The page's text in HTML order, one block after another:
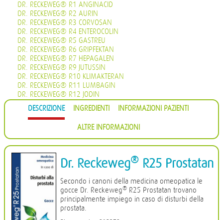
DR. RECKEWEG® R1 ANGINACID
DR. RECKEWEG® R2 AURIN
DR. RECKEWEG® R3 CORVOSAN
DR. RECKEWEG® R4 ENTEROCOLIN
DR. RECKEWEG® R5 GASTREU
DR. RECKEWEG® R6 GRIPFEKTAN
DR. RECKEWEG® R7 HEPAGALEN
DR. RECKEWEG® R9 JUTUSSIN
DR. RECKEWEG® R10 KLIMAKTERAN
DR. RECKEWEG® R11 LUMBAGIN
DR. RECKEWEG® R12 JODIN
DR. RECKEWEG® R13 PROHÄMORRHIN
DR. RECKEWEG® R14 QUIETA
DR. RECKEWEG® R16 CIMISAN
DR. RECKEWEG® R17 SCROPHULARIA NOD COMP.
DR. RECKEWEG® R18 CYSTOPHYLIN
DR. RECKEWEG® R19 EUGLANDIN-M
DR. RECKEWEG® R20 EUGLANDIN-F
DR. RECKEWEG® R22 NAJASTHEN
DR. RECKEWEG® R23 NOSODERM
DR. RECKEWEG® R24 PLEURASIN
DR. RECKEWEG® R25 PROSTATAN
DR. RECKEWEG® R26 REMISIN
DR. RECKEWEG® R27 RENOCALCIN
DESCRIZIONE INGREDIENTI INFORMAZIONI PAZIENTI
ALTRE INFORMAZIONI
Dr. Reckeweg® R25 Prostatan
Secondo i canoni della medicina omeopatica le
gocce Dr. Reckeweg® R25 Prostatan trovano
principalmente impiego in caso di disturbi della
prostata.